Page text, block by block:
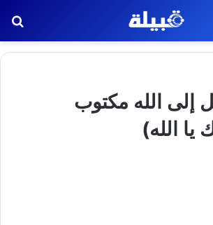
إلى الله مكتوب
يا الله)